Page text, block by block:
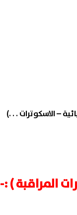
– الاسكوترات . . .)
المراقبة ) :-